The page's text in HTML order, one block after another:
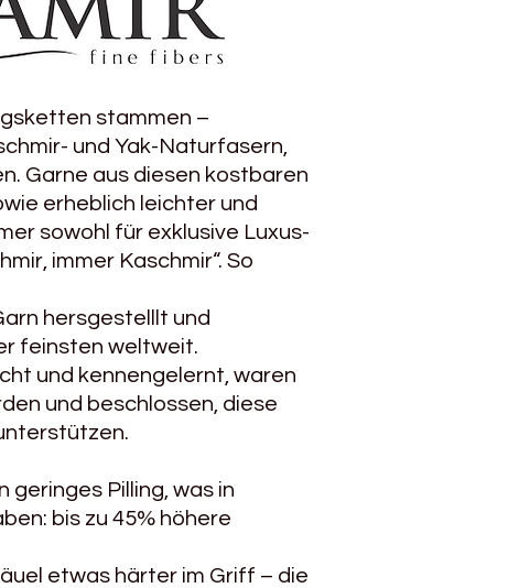
stammen –
und Yak-Naturfasern,
Garne aus diesen kostbaren
erheblich leichter und
sowohl für exklusive Luxus-
immer Kaschmir“. So
hersgestelllt und
feinsten weltweit.
und kennengelernt, waren
und beschlossen, diese
Pilling, was in
bis zu 45% höhere
etwas härter im Griff – die